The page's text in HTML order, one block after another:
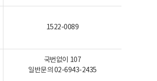
1522-0089
국번없이 107
일반문의 02-6943-2435